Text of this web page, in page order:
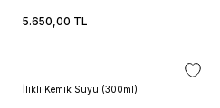
5.650,00 TL
İlikli Kemik Suyu (300ml)